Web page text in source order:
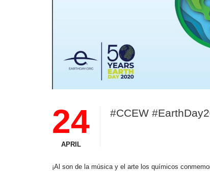
24
APRIL
#CCEW
¡Al son de la música y el arte los químicos